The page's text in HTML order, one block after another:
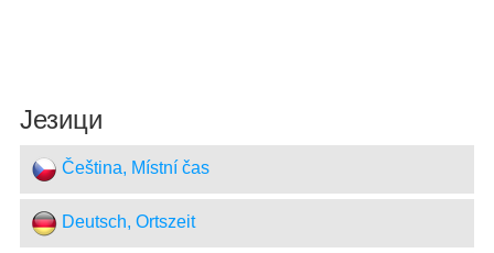
Језици
Čeština, Místní čas
Deutsch, Ortszeit